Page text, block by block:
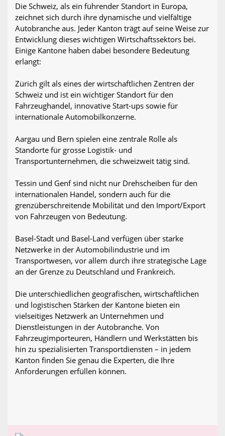
Die Schweiz, als ein führender Standort in Europa,
zeichnet sich durch ihre dynamische und vielfältige
Autobranche aus. Jeder Kanton trägt auf seine Weise zur
Entwicklung dieses wichtigen Wirtschaftssektors bei.
Einige Kantone haben dabei besondere Bedeutung
erlangt:
Zürich gilt als eines der wirtschaftlichen Zentren der
Schweiz und ist ein wichtiger Standort für den
Fahrzeughandel, innovative Start-ups sowie für
internationale Automobilkonzerne.
Aargau und Bern spielen eine zentrale Rolle als
Standorte für grosse Logistik- und
Transportunternehmen, die schweizweit tätig sind.
Tessin und Genf sind nicht nur Drehscheiben für den
internationalen Handel, sondern auch für die
grenzüberschreitende Mobilität und den Import/Export
von Fahrzeugen von Bedeutung.
Basel-Stadt und Basel-Land verfügen über starke
Netzwerke in der Automobilindustrie und im
Transportwesen, vor allem durch ihre strategische Lage
an der Grenze zu Deutschland und Frankreich.
Die unterschiedlichen geografischen, wirtschaftlichen
und logistischen Stärken der Kantone bieten ein
vielseitiges Netzwerk an Unternehmen und
Dienstleistungen in der Autobranche. Von
Fahrzeugimporteuren, Händlern und Werkstätten bis
hin zu spezialisierten Transportdiensten – in jedem
Kanton finden Sie genau die Experten, die Ihre
Anforderungen erfüllen können.